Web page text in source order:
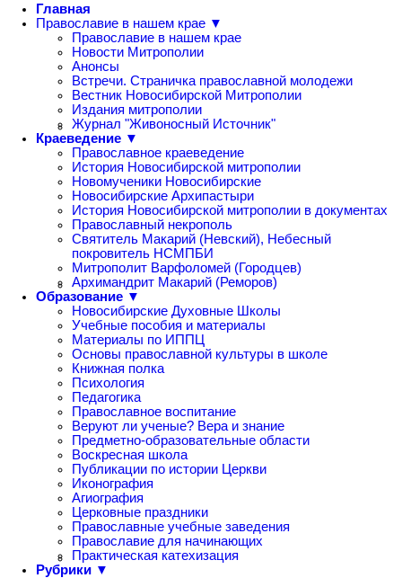
Главная
Православие в нашем крае ▼
Православие в нашем крае
Новости Митрополии
Анонсы
Встречи. Страничка православной молодежи
Вестник Новосибирской Митрополии
Издания митрополии
Журнал "Живоносный Источник"
Краеведение ▼
Православное краеведение
История Новосибирской митрополии
Новомученики Новосибирские
Новосибирские Архипастыри
История Новосибирской митрополии в документах
Православный некрополь
Святитель Макарий (Невский), Небесный
покровитель НСМПБИ
Митрополит Варфоломей (Городцев)
Архимандрит Макарий (Реморов)
Образование ▼
Новосибирские Духовные Школы
Учебные пособия и материалы
Материалы по ИППЦ
Основы православной культуры в школе
Книжная полка
Психология
Педагогика
Православное воспитание
Веруют ли ученые? Вера и знание
Предметно-образовательные области
Воскресная школа
Публикации по истории Церкви
Иконография
Агиография
Церковные праздники
Православные учебные заведения
Православие для начинающих
Практическая катехизация
Рубрики ▼